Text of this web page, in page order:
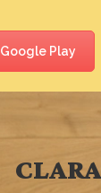
Google Play